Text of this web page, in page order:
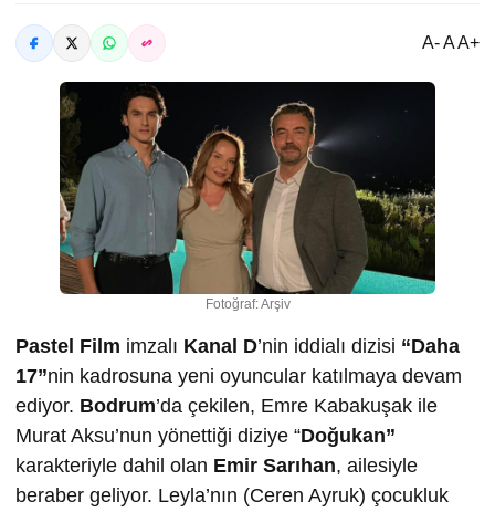
A- A A+
Fotoğraf: Arşiv
Pastel Film imzalı Kanal D’nin iddialı dizisi “Daha
17”nin kadrosuna yeni oyuncular katılmaya devam
ediyor. Bodrum’da çekilen, Emre Kabakuşak ile
Murat Aksu’nun yönettiği diziye “Doğukan”
karakteriyle dahil olan Emir Sarıhan, ailesiyle
beraber geliyor. Leyla’nın (Ceren Ayruk) çocukluk